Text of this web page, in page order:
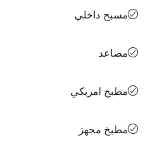
مسبح داخلي
مصاعد
مطبخ امريكي
مطبخ مجهز